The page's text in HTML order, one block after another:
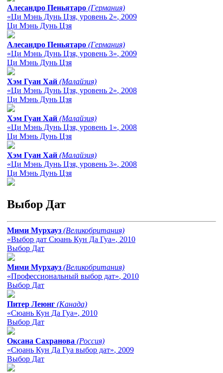
Алесандро Пеньятаро (Германия)
«Ци Мэнь Дунь Цзя, уровень 2», 2009
Ци Мэнь Дунь Цзя
Алесандро Пеньятаро (Германия)
«Ци Мэнь Дунь Цзя, уровень 3», 2009
Ци Мэнь Дунь Цзя
Хэм Гуан Хай (Малайзия)
«Ци Мэнь Дунь Цзя, уровень 2», 2008
Ци Мэнь Дунь Цзя
Хэм Гуан Хай (Малайзия)
«Ци Мэнь Дунь Цзя, уровень 1», 2008
Ци Мэнь Дунь Цзя
Хэм Гуан Хай (Малайзия)
«Ци Мэнь Дунь Цзя, уровень 3», 2008
Ци Мэнь Дунь Цзя
Выбор Дат
Мими Мурхауз (Великобритания)
«Выбор дат Сюань Кун Да Гуа», 2010
Выбор Дат
Мими Мурхауз (Великобритания)
«Профессиональный выбор дат», 2010
Выбор Дат
Питер Леюнг (Канада)
«Сюань Кун Да Гуа», 2010
Выбор Дат
Оксана Сахранова (Россия)
«Сюань Кун Да Гуа выбор дат», 2009
Выбор Дат